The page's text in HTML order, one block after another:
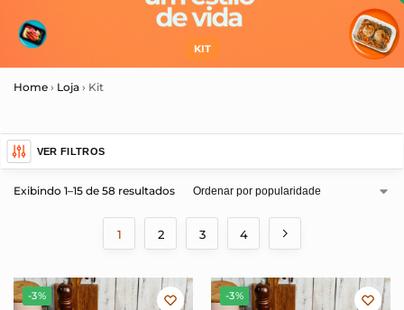
KIT
Home › Loja › Kit
VER FILTROS
Exibindo 1–15 de 58 resultados
1 2 3 4
-3% -3%